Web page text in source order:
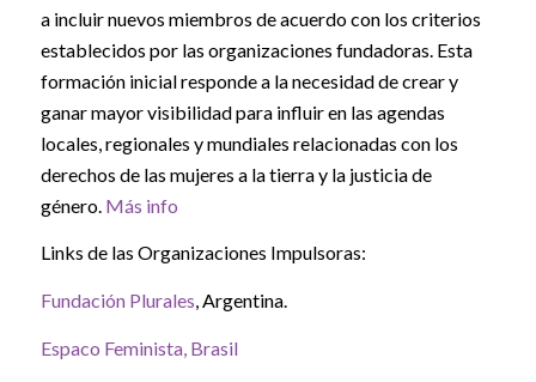
a incluir nuevos miembros de acuerdo con los criterios
establecidos por las organizaciones fundadoras. Esta
formación inicial responde a la necesidad de crear y
ganar mayor visibilidad para influir en las agendas
locales, regionales y mundiales relacionadas con los
derechos de las mujeres a la tierra y la justicia de
género. Más info
Links de las Organizaciones Impulsoras:
Fundación Plurales, Argentina.
Espaco Feminista, Brasil